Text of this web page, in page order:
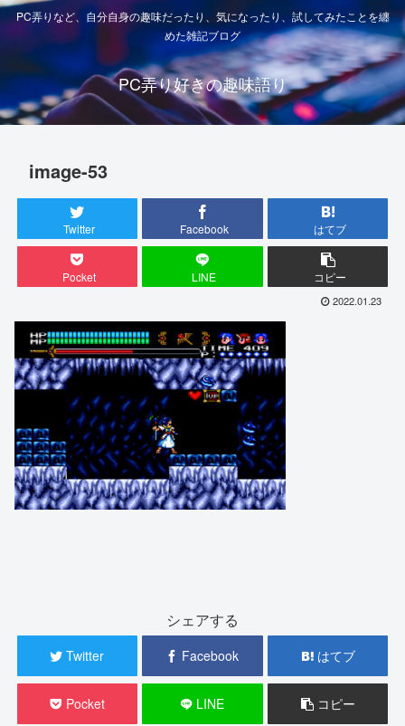
PC弄りなど、自分自身の趣味だったり、気になったり、試してみたことを纏
めた雑記ブログ
PC弄り好きの趣味語り
image-53
Twitter Facebook はてブ
Pocket LINE コピー
2022.01.23
シェアする
Twitter Facebook はてブ
Pocket LINE コピー